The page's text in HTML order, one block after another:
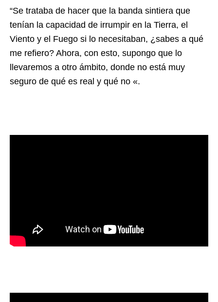
“Se trataba de hacer que la banda sintiera que
tenían la capacidad de irrumpir en la Tierra, el
Viento y el Fuego si lo necesitaban, ¿sabes a qué
me refiero? Ahora, con esto, supongo que lo
llevaremos a otro ámbito, donde no está muy
seguro de qué es real y qué no «.